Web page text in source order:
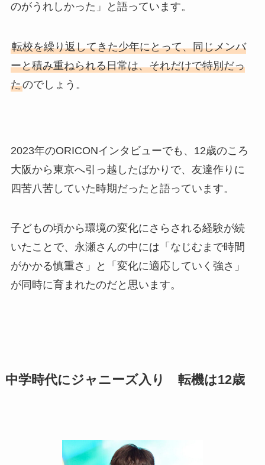
のがうれしかった」と語っています。
転校を繰り返してきた少年にとって、同じメンバ
ーと積み重ねられる日常は、それだけで特別だっ
たのでしょう。
2023年のORICONインタビューでも、12歳のころ
大阪から東京へ引っ越したばかりで、友達作りに
四苦八苦していた時期だったと語っています。
子どもの頃から環境の変化にさらされる経験が続
いたことで、永瀬さんの中には「なじむまで時間
がかかる慎重さ」と「変化に適応していく強さ」
が同時に育まれたのだと思います。
中学時代にジャニーズ入り 転機は12歳